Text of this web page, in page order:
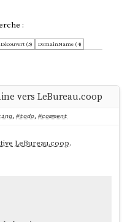
:
(5)
DomainName (4)
vers LeBureau.coop
, #todo, #comment
LeBureau.coop.